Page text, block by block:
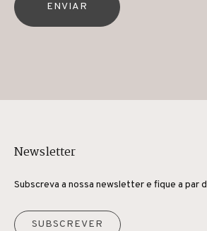
ENVIAR
Newsletter
Subscreva a nossa newsletter e fique a par
SUBSCREVER